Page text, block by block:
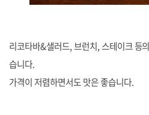
리코타바&샐러드, 브런치, 스테이크 등
습니다.
가격이 저렴하면서도 맛은 좋습니다.